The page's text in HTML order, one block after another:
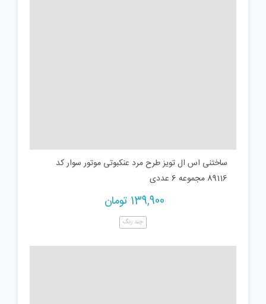
ساختنی اس ال تویز طرح مرد عنکبوتی موتور سوار کد
89116 مجموعه 6 عددی
139,900 تومان
چند رنگ